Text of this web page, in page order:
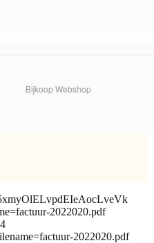
Bijkoop Webshop
2022020.pdf
2022020.pdf